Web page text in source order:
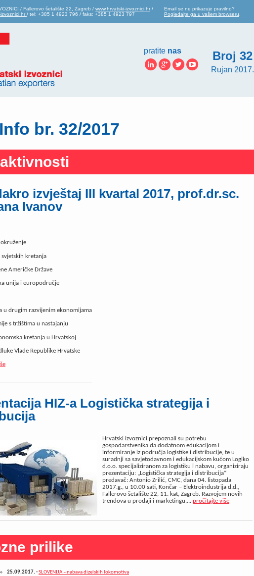
/ Fallerovo šetalište 22, Zagreb / www.hrvatski-izvoznici.hr /
/ tel: +385 1 4923 796 / faks: +385 1 4923 797
Email se ne prikazuje pravilno?
Pogledajte ga u vašem browseru
pratite nas Broj 32
Rujan 2017.
br. 32/2017
izvještaj III kvartal 2017, prof.dr.sc.
Ivanov
svjetskih kretanja
Američke Države
unija i europodručje
u drugim razvijenim ekonomijama
s tržištima u nastajanju
kretanja u Hrvatskoj
Vlade Republike Hrvatske
HIZ-a Logistička strategija i
Hrvatski izvoznici prepoznali su potrebu
gospodarstvenika da dodatnom edukacijom i
informiranje iz područja logistike i distribucije, te u
suradnji sa savjetodavnom i edukacijskom kućom Logiko
d.o.o. specijaliziranom za logistiku i nabavu, organiziraju
prezentaciju: „Logistička strategija i distribucija“
predavač: Antonio Zrilić, CMC, dana 04. listopada
2017.g., u 10.00 sati, Končar – Elektroindustrija d.d.,
Fallerovo šetalište 22, 11. kat, Zagreb. Razvojem novih
trendova u prodaji i marketingu,... pročitajte više
prilike
25.09.2017.-SLOVENIJA – nabava dizelskih lokomotiva